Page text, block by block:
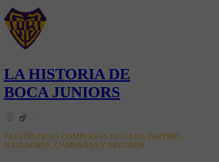
LA HISTORIA DE
BOCA JUNIORS
ESTADÍSTICAS COMPLETAS DE CADA PARTIDO -
JUGADORES, CAMPAÑAS Y RÉCORDS